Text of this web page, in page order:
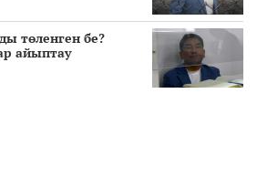
төленген бе?
айыптау